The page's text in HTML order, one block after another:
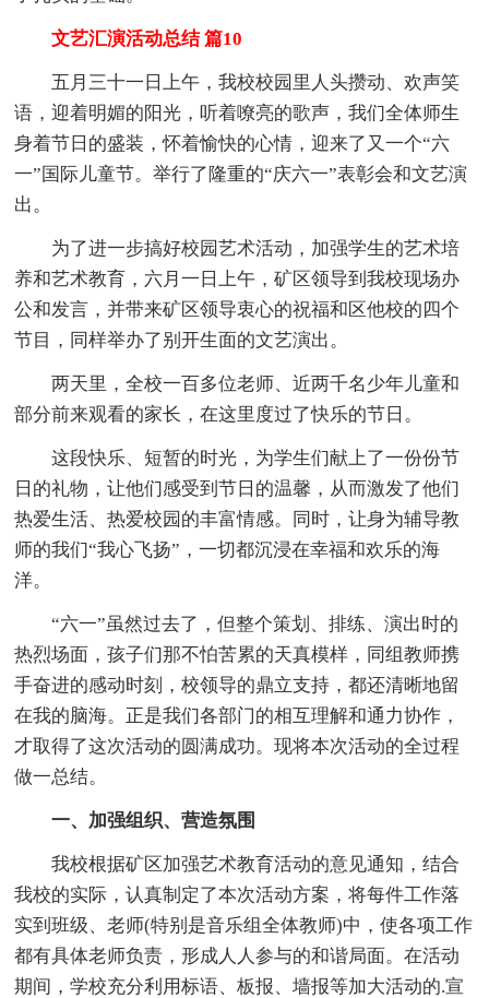
文艺汇演活动总结 篇10
五月三十一日上午，我校校园里人头攒动、欢声笑
语，迎着明媚的阳光，听着嘹亮的歌声，我们全体师生
身着节日的盛装，怀着愉快的心情，迎来了又一个“六
一”国际儿童节。举行了隆重的“庆六一”表彰会和文艺演
出。
为了进一步搞好校园艺术活动，加强学生的艺术培
养和艺术教育，六月一日上午，矿区领导到我校现场办
公和发言，并带来矿区领导衷心的祝福和区他校的四个
节目，同样举办了别开生面的文艺演出。
两天里，全校一百多位老师、近两千名少年儿童和
部分前来观看的家长，在这里度过了快乐的节日。
这段快乐、短暂的时光，为学生们献上了一份份节
日的礼物，让他们感受到节日的温馨，从而激发了他们
热爱生活、热爱校园的丰富情感。同时，让身为辅导教
师的我们“我心飞扬”，一切都沉浸在幸福和欢乐的海
洋。
“六一”虽然过去了，但整个策划、排练、演出时的
热烈场面，孩子们那不怕苦累的天真模样，同组教师携
手奋进的感动时刻，校领导的鼎立支持，都还清晰地留
在我的脑海。正是我们各部门的相互理解和通力协作，
才取得了这次活动的圆满成功。现将本次活动的全过程
做一总结。
一、加强组织、营造氛围
我校根据矿区加强艺术教育活动的意见通知，结合
我校的实际，认真制定了本次活动方案，将每件工作落
实到班级、老师(特别是音乐组全体教师)中，使各项工作
都有具体老师负责，形成人人参与的和谐局面。在活动
期间，学校充分利用标语、板报、墙报等加大活动的.宣